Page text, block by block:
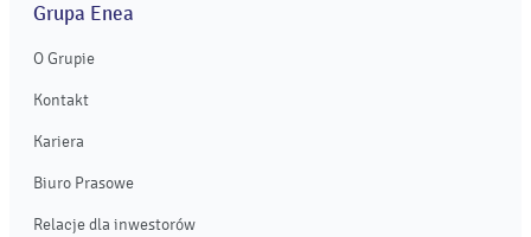
Grupa Enea
O Grupie
Kontakt
Kariera
Biuro Prasowe
Relacje dla inwestorów